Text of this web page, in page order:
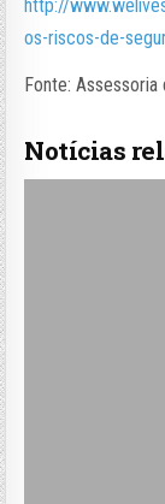
http://
os-riscos-de-
Fonte: Assessoria
Notícias